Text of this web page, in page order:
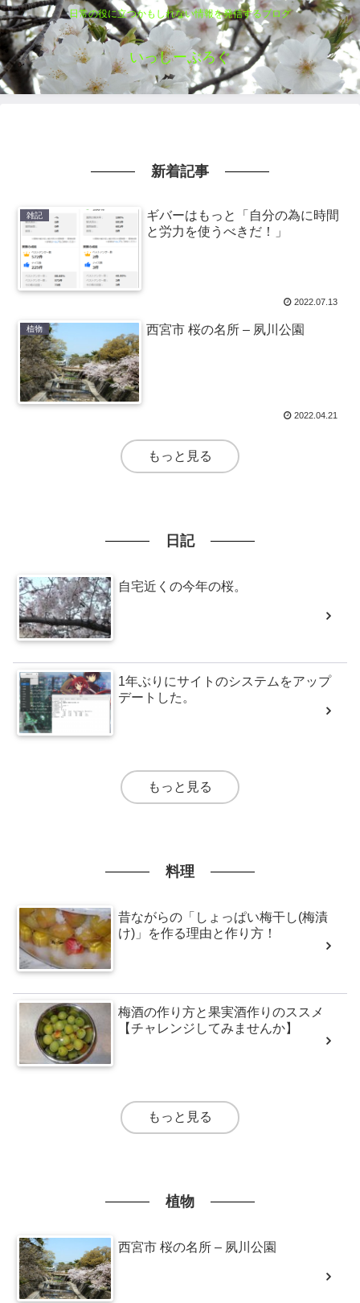
日常の役に立つかもしれない情報を発信するブログ
いっしーぶろぐ
新着記事
雑記
ギバーはもっと「自分の為に時間
と労力を使うべきだ！」
2022.07.13
植物 西宮市 桜の名所 – 夙川公園
2022.04.21
もっと見る
日記
自宅近くの今年の桜。
1年ぶりにサイトのシステムをアップ
デートした。
もっと見る
料理
昔ながらの「しょっぱい梅干し(梅漬
け)」を作る理由と作り方！
梅酒の作り方と果実酒作りのススメ
【チャレンジしてみませんか】
もっと見る
植物
西宮市 桜の名所 – 夙川公園